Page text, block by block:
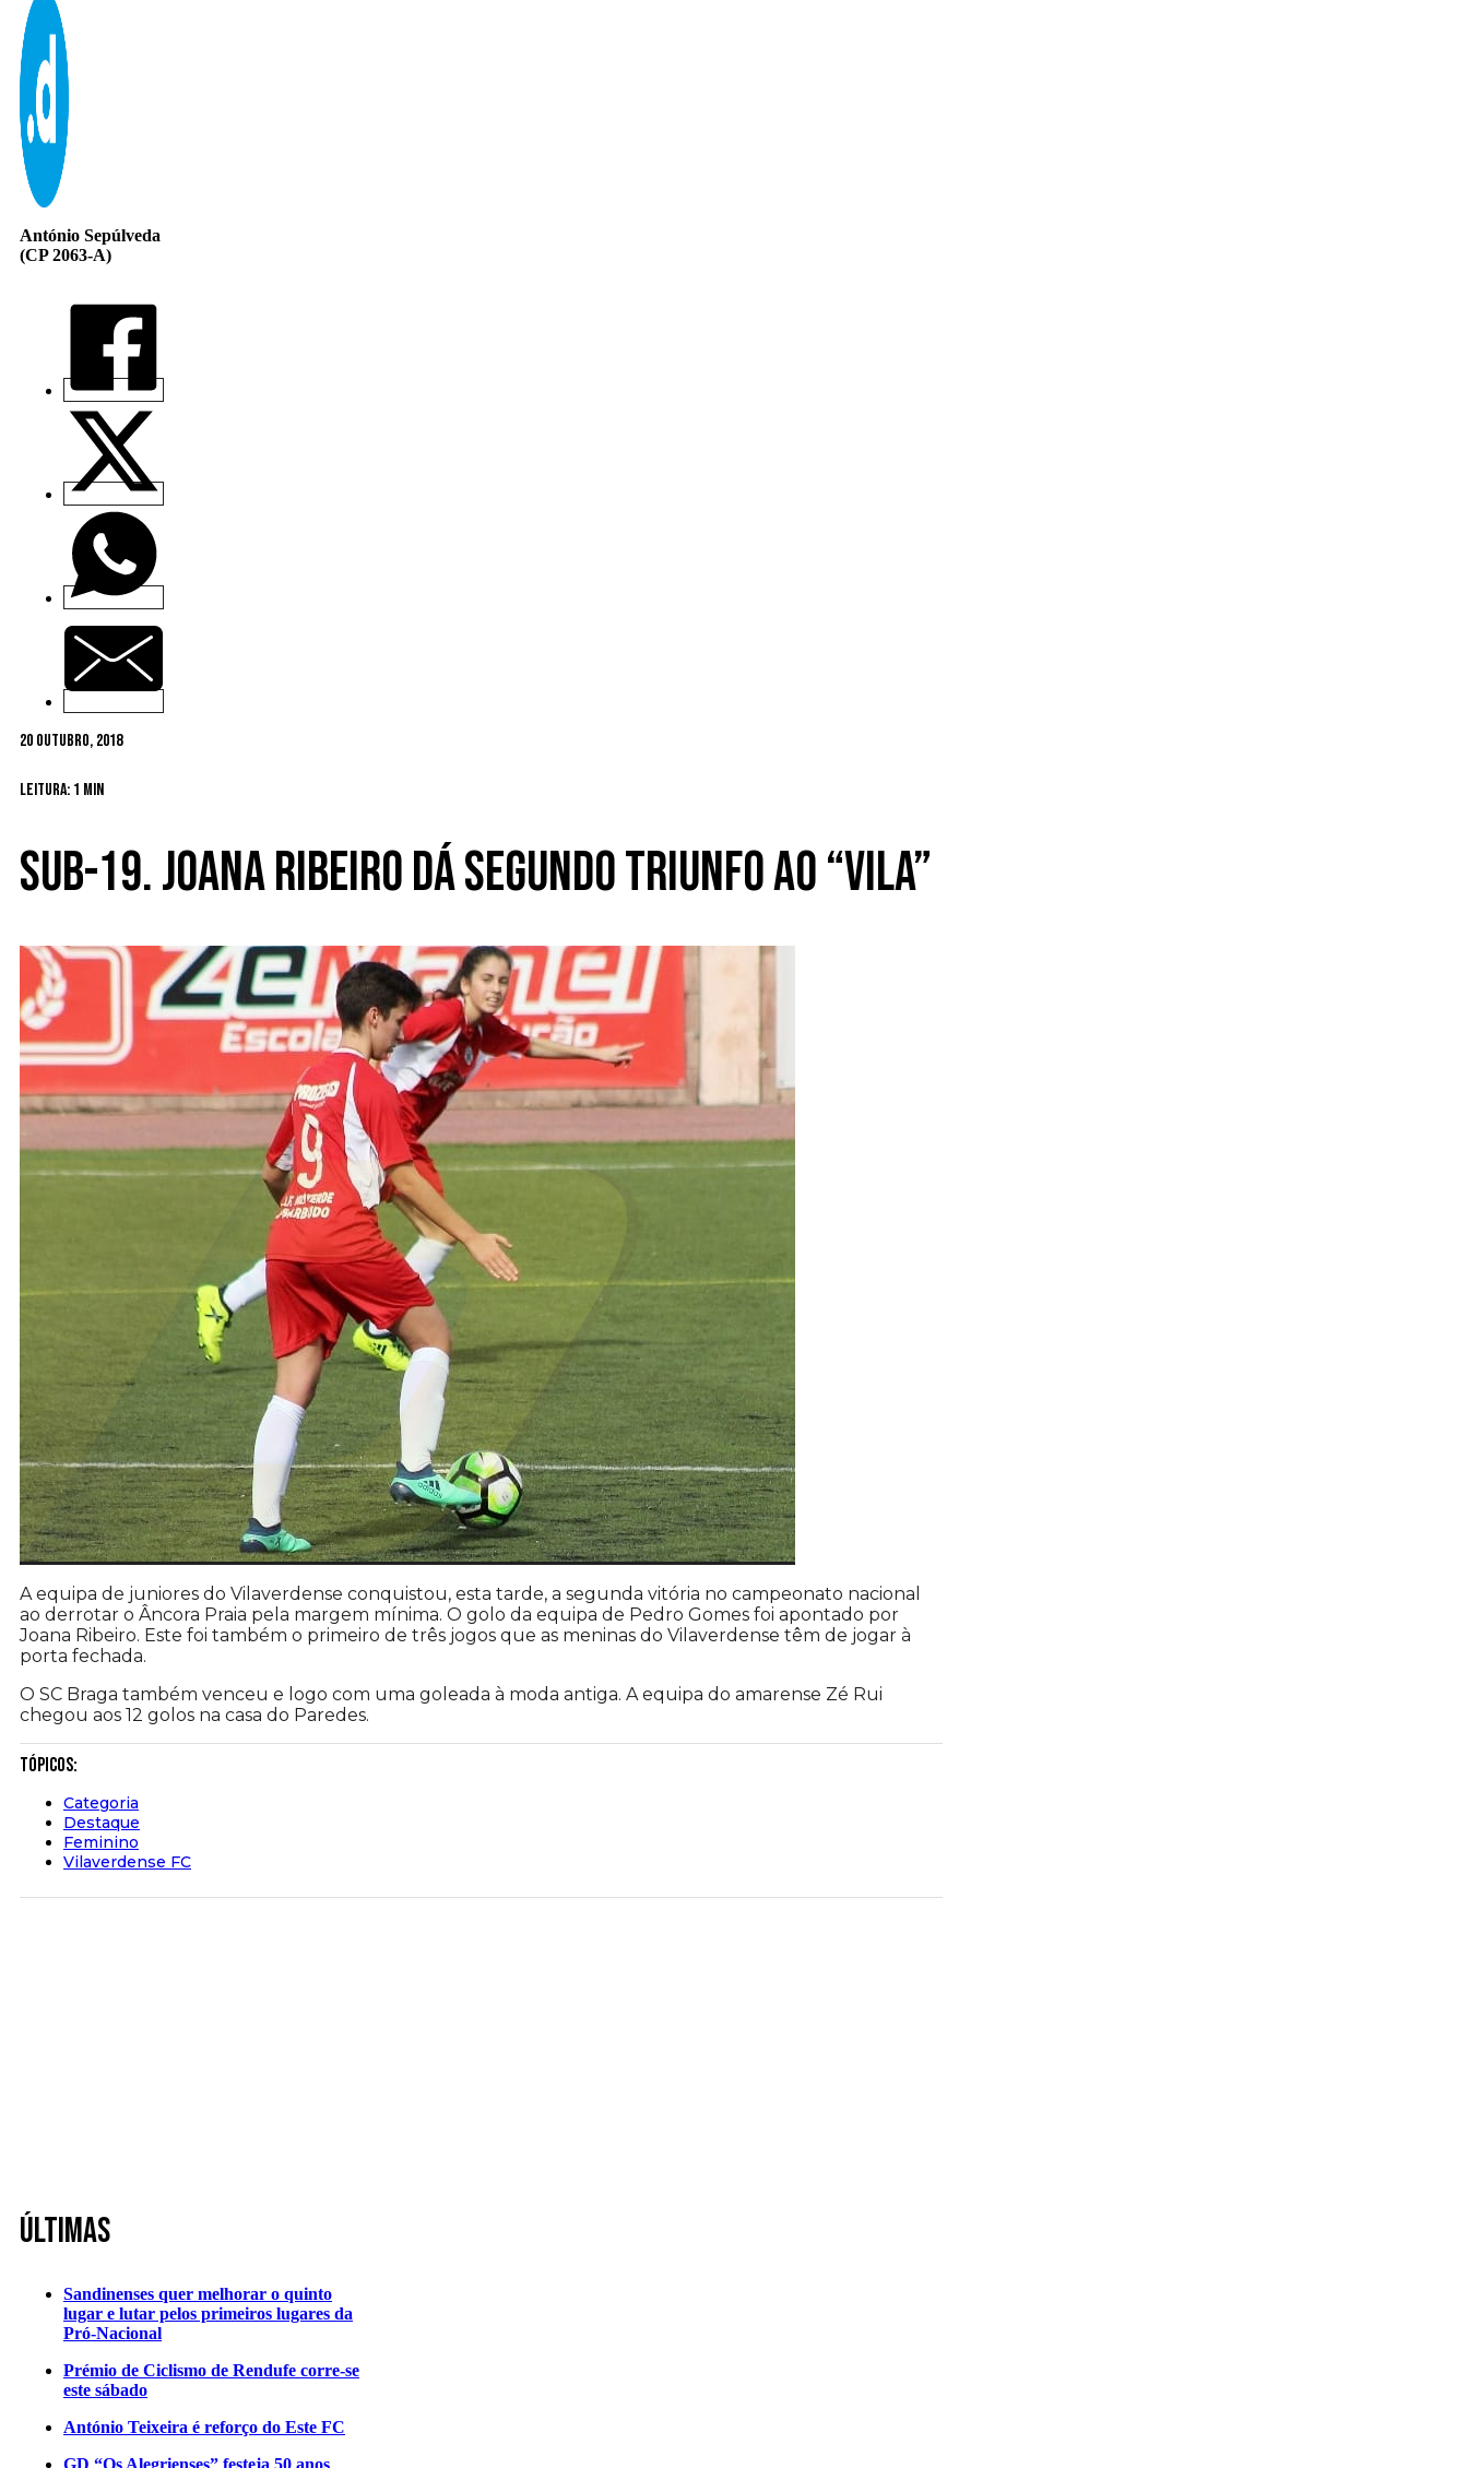
António Sepúlveda
(CP 2063-A)
20 Outubro, 2018
Leitura: 1 min
Sub-19. Joana Ribeiro dá segundo triunfo ao “Vila”
A equipa de juniores do Vilaverdense conquistou, esta tarde, a segunda vitória no campeonato nacional
ao derrotar o Âncora Praia pela margem mínima. O golo da equipa de Pedro Gomes foi apontado por
Joana Ribeiro. Este foi também o primeiro de três jogos que as meninas do Vilaverdense têm de jogar à
porta fechada.
O SC Braga também venceu e logo com uma goleada à moda antiga. A equipa do amarense Zé Rui
chegou aos 12 golos na casa do Paredes.
Tópicos:
Categoria
Destaque
Feminino
Vilaverdense FC
Últimas
Sandinenses quer melhorar o quinto
lugar e lutar pelos primeiros lugares da
Pró-Nacional
Prémio de Ciclismo de Rendufe corre-se
este sábado
António Teixeira é reforço do Este FC